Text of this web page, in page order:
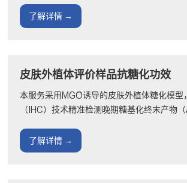
了解详情 →
皮肤外植体评价样品抗糖化功效
本服务采用MGO诱导的皮肤外植体糖化模型
（IHC）技术精准检测晚期糖基化终末产物
学评···
了解详情 →